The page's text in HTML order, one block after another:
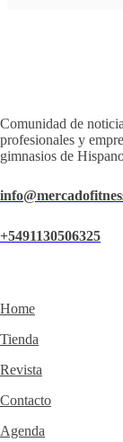
Comunidad de
profesionales y
gimnasios de
+5491130506325
Home
Tienda
Revista
Contacto
Agenda